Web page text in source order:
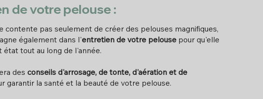
contente pas seulement de créer des pelouses magnifiques,
également dans l'entretien de votre pelousepour qu'elle
état tout au long de l'année.
des conseils d'arrosage, de tonte, d'aération et de
garantir la santé et la beauté de votre pelouse.
de votre pelouse: